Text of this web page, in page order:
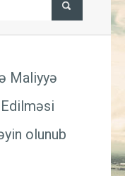
İqtisadiyyat
Maliyyə
olunub